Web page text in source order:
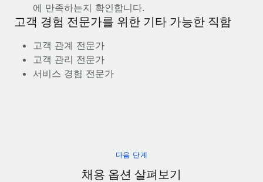
에 만족하는지 확인합니다.
고객 경험 전문가를 위한 기타 가능한 직함
고객 관계 전문가
고객 관리 전문가
서비스 경험 전문가
다음 단계
채용 옵션 살펴보기